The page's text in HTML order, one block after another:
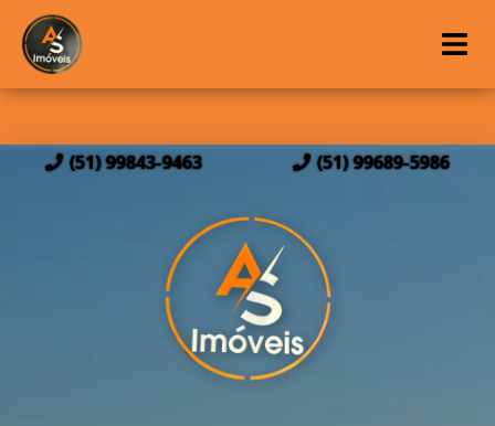
(51) 99843-9463 (51) 99689-5986